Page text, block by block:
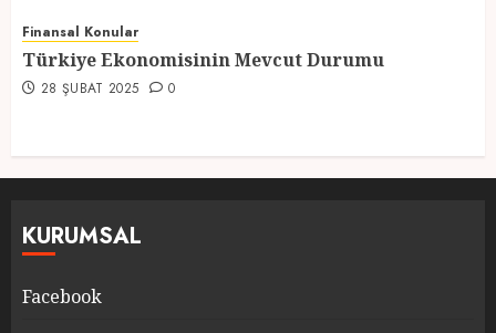
Finansal Konular
Türkiye Ekonomisinin Mevcut Durumu
28 ŞUBAT 2025 0
KURUMSAL
Facebook